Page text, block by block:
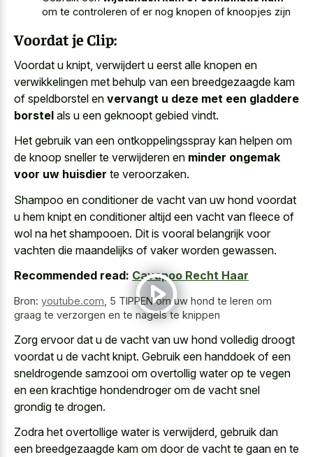
om te controleren of er nog knopen of knoopjes zijn
Voordat je Clip:
Voordat u knipt, verwijdert u eerst alle knopen en
verwikkelingen met behulp van een breedgezaagde kam
of speldborstel en vervangt u deze met een gladdere
borstel als u een geknoopt gebied vindt.
Het gebruik van een ontkoppelingsspray kan helpen om
de knoop sneller te verwijderen en minder ongemak
voor uw huisdier te veroorzaken.
Shampoo en conditioner de vacht van uw hond voordat
u hem knipt en conditioner altijd een vacht van fleece of
wol na het shampooen. Dit is vooral belangrijk voor
vachten die maandelijks of vaker worden gewassen.
Recommended read: Cavapoo Recht Haar
Bron: youtube.com 5 TIPPEN om uw hond te leren om
graag te verzorgen en te nagels te knippen
Zorg ervoor dat u de vacht van uw hond volledig droogt
voordat u de vacht knipt. Gebruik een handdoek of een
sneldrogende samzooi om overtollig waterop te vegen
en een krachtige hondendroger om de vacht snel
grondig te drogen.
Zodra het overtollige water is verwijderd, gebruik dan
een breedgezaagde kam om door de vacht te gaan en te